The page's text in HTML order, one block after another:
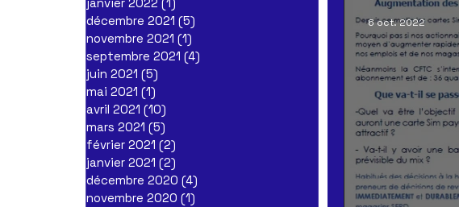
décembre 2021 (5)
novembre 2021 (1)
septembre 2021 (4)
juin 2021 (5)
mai 2021 (1)
avril 2021 (10)
mars 2021 (5)
février 2021 (2)
janvier 2021 (2)
décembre 2020 (4)
novembre 2020 (1)
6 oct. 2022